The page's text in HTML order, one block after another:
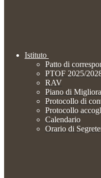
Istituto
Patto di
PTOF 2025/
RAV
Piano di
Protocollo di
Protocollo
Calendario
Orario di